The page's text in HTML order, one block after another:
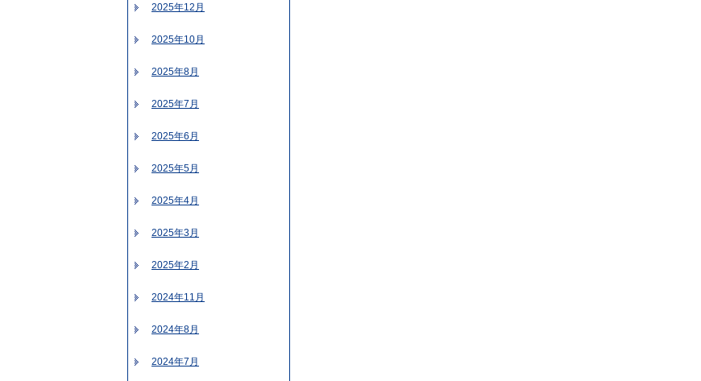
2025年12月
2025年10月
2025年8月
2025年7月
2025年6月
2025年5月
2025年4月
2025年3月
2025年2月
2024年11月
2024年8月
2024年7月